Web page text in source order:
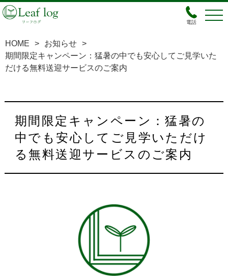
電話
HOME > お知らせ >
期間限定キャンペーン：猛暑の中でも安心してご見学いた
だける無料送迎サービスのご案内
期間限定キャンペーン：猛暑の
中でも安心してご見学いただけ
る無料送迎サービスのご案内